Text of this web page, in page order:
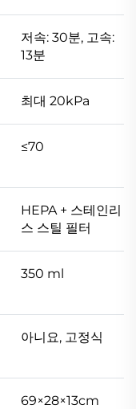
저속: 30분, 고속:
13분
최대 20kPa
≤70
HEPA + 스테인리
스 스틸 필터
350 ml
아니요, 고정식
69×28×13cm